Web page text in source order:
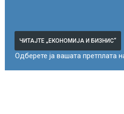
ЧИТАЈТЕ „ЕКОНОМИЈА И БИЗНИС“
Одберете ја вашата претплата